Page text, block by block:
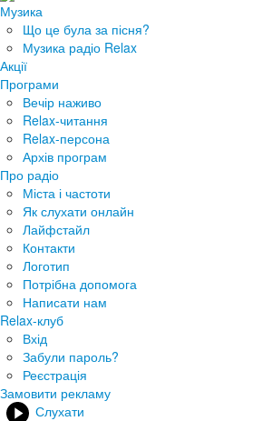
Музика
Що це була за пісня?
Музика радіо Relax
Акції
Програми
Вечір наживо
Relax-читання
Relax-персона
Архів програм
Про радіо
Міста і частоти
Як слухати онлайн
Лайфстайл
Контакти
Логотип
Потрібна допомога
Написати нам
Relax-клуб
Вхід
Забули пароль?
Реєстрація
Замовити рекламу
Слухати